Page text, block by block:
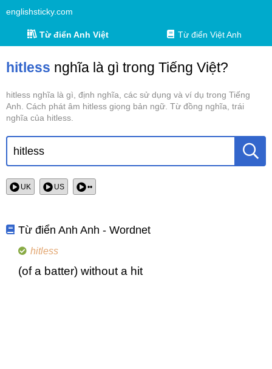
englishsticky.com
Từ điển Anh Việt Từ điển Việt Anh
hitless nghĩa là gì trong Tiếng Việt?
hitless nghĩa là gì, định nghĩa, các sử dụng và ví dụ trong Tiếng
Anh. Cách phát âm hitless giọng bản ngữ. Từ đồng nghĩa, trái
nghĩa của hitless.
UK US ••
Từ điển Anh Anh - Wordnet
hitless
(of a batter) without a hit